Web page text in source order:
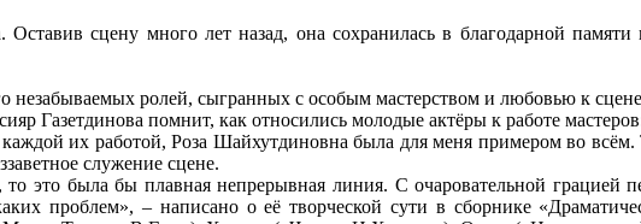
Оставив сцену много лет назад, она сохранилась в благодарной
незабываемых ролей, сыгранных с особым мастерством и любовью к
Газетдинова помнит, как относились молодые актёры к работе
их работой, Роза Шайхутдиновна была для меня примером во всём.
служение сцене.
это была бы плавная непрерывная линия. С очаровательной грацией
проблем», – написано о её творческой сути в сборнике